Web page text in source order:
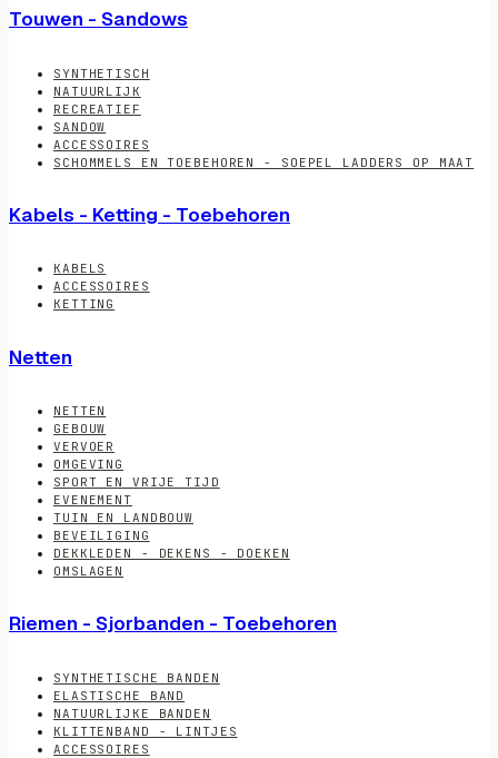
Touwen - Sandows
SYNTHETISCH
NATUURLIJK
RECREATIEF
SANDOW
ACCESSOIRES
SCHOMMELS EN TOEBEHOREN - SOEPEL LADDERS OP MAAT
Kabels - Ketting - Toebehoren
KABELS
ACCESSOIRES
KETTING
Netten
NETTEN
GEBOUW
VERVOER
OMGEVING
SPORT EN VRIJE TIJD
EVENEMENT
TUIN EN LANDBOUW
BEVEILIGING
DEKKLEDEN - DEKENS - DOEKEN
OMSLAGEN
Riemen - Sjorbanden - Toebehoren
SYNTHETISCHE BANDEN
ELASTISCHE BAND
NATUURLIJKE BANDEN
KLITTENBAND - LINTJES
ACCESSOIRES